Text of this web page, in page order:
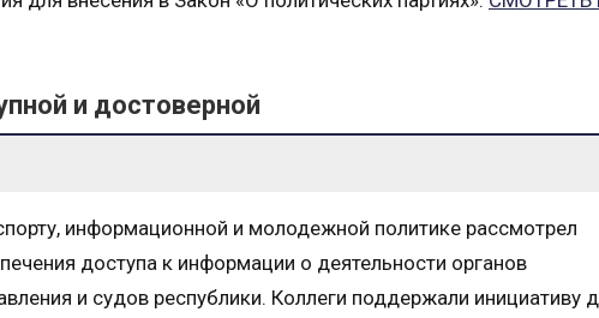
и достоверной
информационной и молодежной политике рассмотрел
доступа к информации о деятельности органов
и судов республики. Коллеги поддержали инициативу